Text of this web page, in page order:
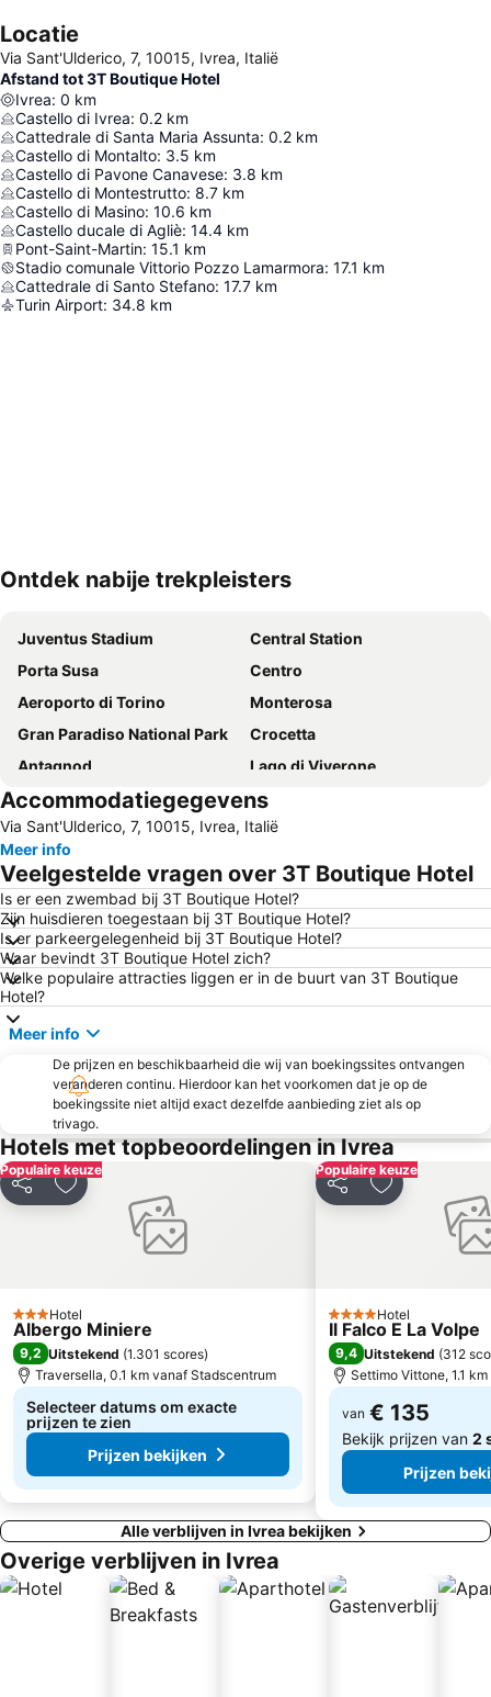
Locatie
Via Sant'Ulderico, 7, 10015, Ivrea, Italië
Afstand tot 3T Boutique Hotel
Ivrea: 0 km
Castello di Ivrea: 0.2 km
Cattedrale di Santa Maria Assunta: 0.2 km
Castello di Montalto: 3.5 km
Castello di Pavone Canavese: 3.8 km
Castello di Montestrutto: 8.7 km
Castello di Masino: 10.6 km
Castello ducale di Agliè: 14.4 km
Pont-Saint-Martin: 15.1 km
Stadio comunale Vittorio Pozzo Lamarmora: 17.1 km
Cattedrale di Santo Stefano: 17.7 km
Turin Airport: 34.8 km
Kaart uitvouwen
Ontdek nabije trekpleisters
Juventus Stadium
Central Station
Porta Susa
Centro
Aeroporto di Torino
Monterosa
Gran Paradiso National Park
Crocetta
Antagnod
Lago di Viverone
Metropolitana
Regio Parco
Via Roma
Centro Storico
Cascate di ghiaccio Valnontey
Barriera di Milano
Residences of the Royal House of Savoy
Cinema Lux
Centro Storico di Gressoney Saint Jean
Ondaland
Alagna Freeride Paradise
City Hall
Piazza Castello
Via Giuseppe Garibaldi
Teatro Regio
Piazza Carlo Emanuele II - P.zza Carlina
Parco del Valentino
Forte di Bard
San Francesco da Paola
Carlo Alberto
Università degli Studi di Torino
Mappano
Sushi Kiko
A come Ambiente
Egyptisch Museum
Chiesa della Gran Madre di Dio
Aosta Valley Airport
Accommodatiegegevens
Via Sant'Ulderico, 7, 10015, Ivrea, Italië
Meer info
Veelgestelde vragen over 3T Boutique Hotel
Is er een zwembad bij 3T Boutique Hotel?
Zijn huisdieren toegestaan bij 3T Boutique Hotel?
Is er parkeergelegenheid bij 3T Boutique Hotel?
Waar bevindt 3T Boutique Hotel zich?
Welke populaire attracties liggen er in de buurt van 3T Boutique
Hotel?
Meer info
De prijzen en beschikbaarheid die wij van boekingssites ontvangen
veranderen continu. Hierdoor kan het voorkomen dat je op de
boekingssite niet altijd exact dezelfde aanbieding ziet als op
trivago.
Hotels met topbeoordelingen in Ivrea
Populaire keuze
Delen Toevoegen aan favorieten
3 Sterren
Hotel
Albergo Miniere
9,2 Uitstekend (1.301 scores)
Traversella, 0.1 km vanaf Stadscentrum
Selecteer datums om exacte
prijzen te zien
Prijzen bekijken
Populaire keuze
Delen Toevoegen
4 SterrenHotel
Il Falco E La Volpe
9,4 Uitstekend (312
Settimo Vittone, 1.1
van € 135
Bekijk prijzen van 2
Prijzen
Alle verblijven in Ivrea bekijken
Overige verblijven in Ivrea